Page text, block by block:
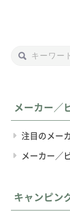
メーカー／
注目のメー
メーカー／
キャンピン